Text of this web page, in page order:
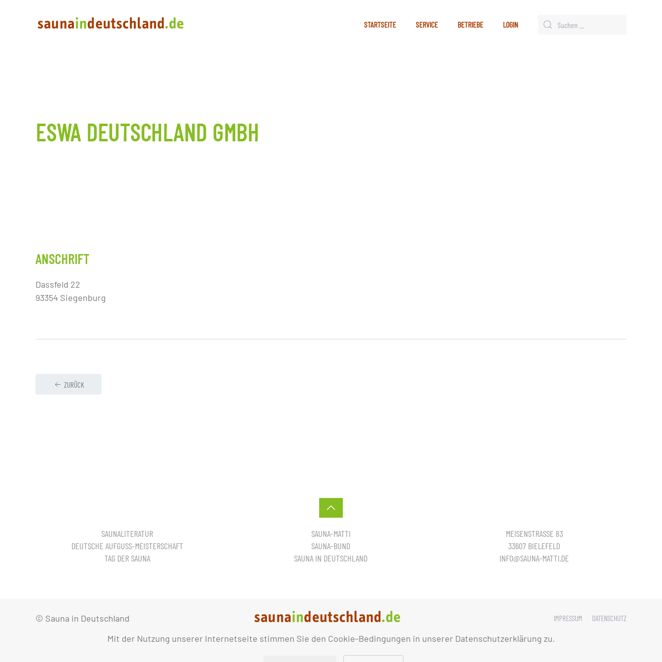
Mit der Nutzung unserer Internetseite stimmen Sie den Cookie-Bedingungen in unserer Datenschutzerklärung zu.
STARTSEITE SERVICE BETRIEBE LOGIN
ESWA DEUTSCHLAND GMBH
ANSCHRIFT
Dassfeld 22
93354 Siegenburg
ZURÜCK
SAUNALITERATUR
DEUTSCHE AUFGUSS-MEISTERSCHAFT
TAG DER SAUNA
SAUNA-MATTI
SAUNA-BUND
SAUNA IN DEUTSCHLAND
MEISENSTRASSE 83
33607 BIELEFELD
INFO@SAUNA-MATTI.DE
© Sauna in Deutschland IMPRESSUM DATENSCHUTZ